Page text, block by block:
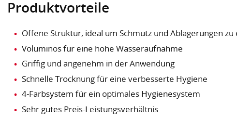
Produktvorteile
Offene Struktur, ideal um Schmutz und Ablagerungen zu
Voluminös für eine hohe Wasseraufnahme
Griffig und angenehm in der Anwendung
Schnelle Trocknung für eine verbesserte Hygiene
4-Farbsystem für ein optimales Hygienesystem
Sehr gutes Preis-Leistungsverhältnis